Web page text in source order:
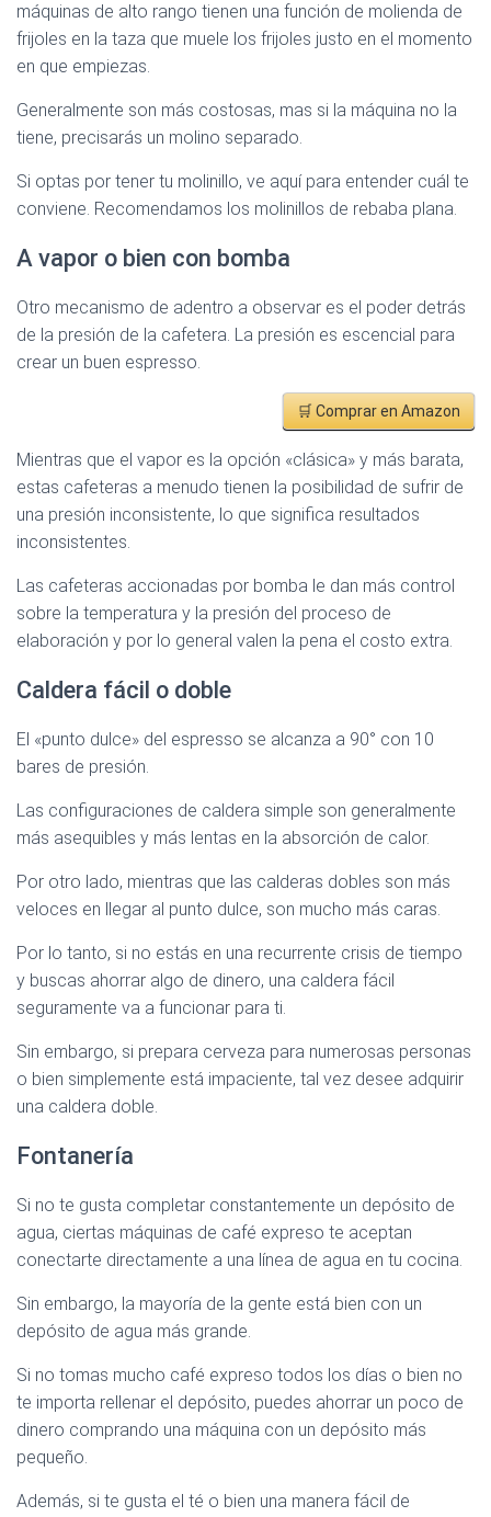
máquinas de alto rango tienen una función de molienda de
frijoles en la taza que muele los frijoles justo en el momento
en que empiezas.
Generalmente son más costosas, mas si la máquina no la
tiene, precisarás un molino separado.
Si optas por tener tu molinillo, ve aquí para entender cuál te
conviene. Recomendamos los molinillos de rebaba plana.
A vapor o bien con bomba
Otro mecanismo de adentro a observar es el poder detrás
de la presión de la cafetera. La presión es escencial para
crear un buen espresso.
🛒 Comprar en Amazon
Mientras que el vapor es la opción «clásica» y más barata,
estas cafeteras a menudo tienen la posibilidad de sufrir de
una presión inconsistente, lo que significa resultados
inconsistentes.
Las cafeteras accionadas por bomba le dan más control
sobre la temperatura y la presión del proceso de
elaboración y por lo general valen la pena el costo extra.
Caldera fácil o doble
El «punto dulce» del espresso se alcanza a 90° con 10
bares de presión.
Las configuraciones de caldera simple son generalmente
más asequibles y más lentas en la absorción de calor.
Por otro lado, mientras que las calderas dobles son más
veloces en llegar al punto dulce, son mucho más caras.
Por lo tanto, si no estás en una recurrente crisis de tiempo
y buscas ahorrar algo de dinero, una caldera fácil
seguramente va a funcionar para ti.
Sin embargo, si prepara cerveza para numerosas personas
o bien simplemente está impaciente, tal vez desee adquirir
una caldera doble.
Fontanería
Si no te gusta completar constantemente un depósito de
agua, ciertas máquinas de café expreso te aceptan
conectarte directamente a una línea de agua en tu cocina.
Sin embargo, la mayoría de la gente está bien con un
depósito de agua más grande.
Si no tomas mucho café expreso todos los días o bien no
te importa rellenar el depósito, puedes ahorrar un poco de
dinero comprando una máquina con un depósito más
pequeño.
Además, si te gusta el té o bien una manera fácil de